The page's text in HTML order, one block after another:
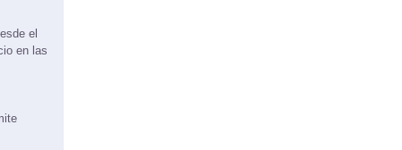
el
en las